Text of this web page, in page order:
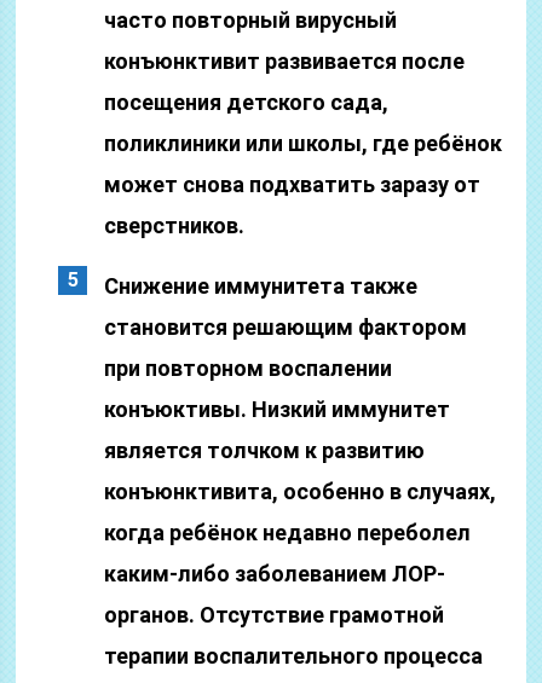
часто повторный вирусный
конъюнктивит развивается после
посещения детского сада,
поликлиники или школы, где ребёнок
может снова подхватить заразу от
сверстников.
Снижение иммунитета также
становится решающим фактором
при повторном воспалении
конъюктивы. Низкий иммунитет
является толчком к развитию
конъюнктивита, особенно в случаях,
когда ребёнок недавно переболел
каким-либо заболеванием ЛОР-
органов. Отсутствие грамотной
терапии воспалительного процесса